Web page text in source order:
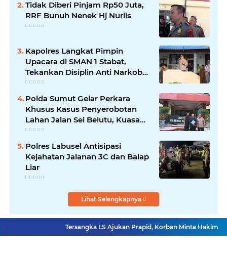
Tidak Diberi Pinjam Rp50 Juta,
RRF Bunuh Nenek Hj Nurlis
Kapolres Langkat Pimpin
Upacara di SMAN 1 Stabat,
Tekankan Disiplin Anti Narkoba
dan Bijak Bermedsos
Polda Sumut Gelar Perkara
Khusus Kasus Penyerobotan
Lahan Jalan Sei Belutu, Kuasa
Hukum Pelapor Minta Kasus
Dilanjutkan
Polres Labusel Antisipasi
Kejahatan Jalanan 3C dan Balap
Liar
Lihat Selengkapnya
Tersangka LS Ajukan Prapid, Korban Minta Hakim